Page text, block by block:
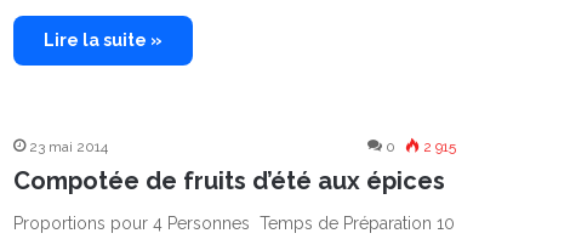
Lire la suite »
23 mai 2014 0 2 915
Compotée de fruits d’été aux épices
Proportions pour 4 Personnes Temps de Préparation 10